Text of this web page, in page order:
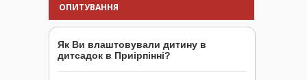
ОПИТУВАННЯ
Як Ви влаштовували дитину в
дитсадок в Приірпінні?